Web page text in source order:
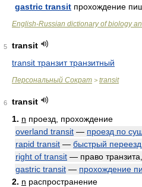
gastric transit прохождение
English-Russian dictionary of biology
5
transit
transit транзит транзитный
Персональный Сократ > transit
6
transit
1. n проезд, прохождение
overland transit — проезд по
rapid transit — быстрый переезд
right of transit — право
gastric transit — прохождение
2. n распространение